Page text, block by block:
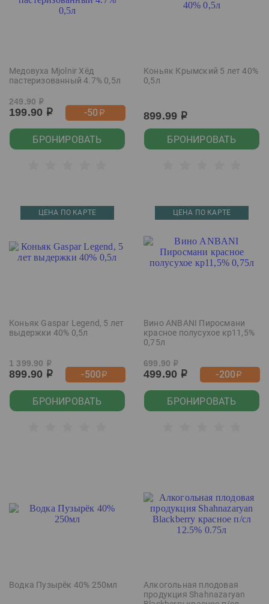
Медовуха Mjolnir Хёд
пастеризованный 4.7% 0,5л
249.90 р
199.90 р -50р
БРОНИРОВАТЬ
Коньяк Крымский 5 лет 40%
0,5л
899.99 р
БРОНИРОВАТЬ
ЦЕНА ПО КАРТЕ
Коньяк Gaspar Legend, 5 лет
выдержки 40% 0,5л
1 399.90 р
899.90 р -500р
БРОНИРОВАТЬ
ЦЕНА ПО КАРТЕ
Вино ANBANI Пиросмани
красное полусухое кр11,5%
0,75л
699.90 р
499.90 р -200р
БРОНИРОВАТЬ
Водка Пузырёк 40% 250мл
Алкогольная плодовая
продукция Shahnazaryan